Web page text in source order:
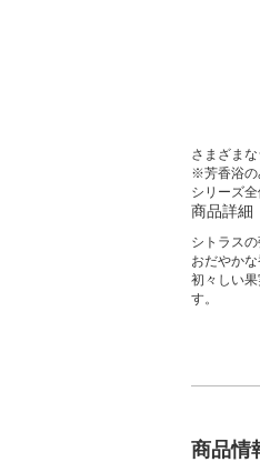
さまざま
※芳香浴の
シリーズ
商品詳細
シトラス
おだやか
初々しい
す。
商品情